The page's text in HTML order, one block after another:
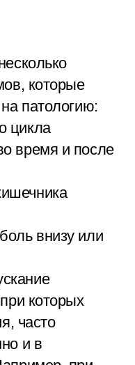
которые
патологию:
цикла
время и после
внизу или
которых
часто
и в